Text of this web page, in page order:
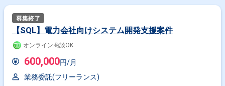
【SQL】電力会社向けシステム開発支援案件
オンライン商談OK
600,000円/月
業務委託(フリーランス)